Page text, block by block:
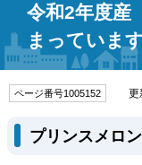
令和2年度
まっていま
ページ番号1005152 更
プリンスメロ